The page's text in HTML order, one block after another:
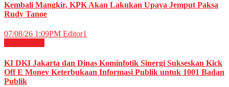
Kembali Mangkir, KPK Akan Lakukan Upaya Jemput Paksa
Rudy Tanoe
07/08/26 1:09PM Editor1
KI DKI Jakarta dan Dinas Kominfotik Sinergi Sukseskan Kick
Off E Monev Keterbukaan Informasi Publik untuk 1001 Badan
Publik